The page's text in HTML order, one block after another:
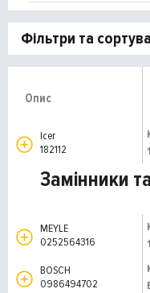
Фільтри та
Опис
Icer
182112
Замінники
MEYLE
0252564316
BOSCH
0986494702